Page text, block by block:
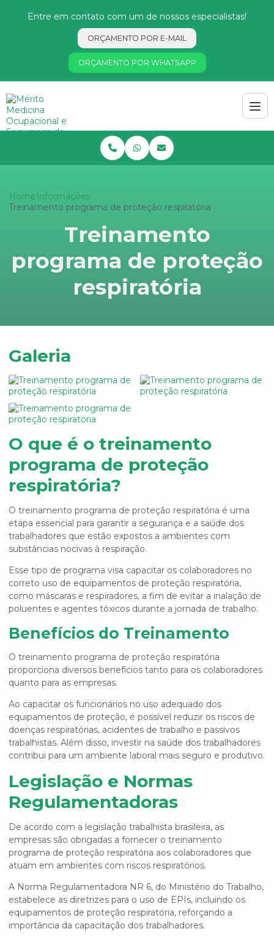
Entre em contato com um de nossos especialistas!
ORÇAMENTO POR E-MAIL
ORÇAMENTO POR WHATSAPP
HomeInformações
Treinamento programa de proteção respiratória
Treinamento
programa de proteção
respiratória
Galeria
O que é o treinamento
programa de proteção
respiratória?
O treinamento programa de proteção respiratória é uma
etapa essencial para garantir a segurança e a saúde dos
trabalhadores que estão expostos a ambientes com
substâncias nocivas à respiração.
Esse tipo de programa visa capacitar os colaboradores no
correto uso de equipamentos de proteção respiratória,
como máscaras e respiradores, a fim de evitar a inalação de
poluentes e agentes tóxicos durante a jornada de trabalho.
Benefícios do Treinamento
O treinamento programa de proteção respiratória
proporciona diversos benefícios tanto para os colaboradores
quanto para as empresas.
Ao capacitar os funcionários no uso adequado dos
equipamentos de proteção, é possível reduzir os riscos de
doenças respiratórias, acidentes de trabalho e passivos
trabalhistas. Além disso, investir na saúde dos trabalhadores
contribui para um ambiente laboral mais seguro e produtivo.
Legislação e Normas
Regulamentadoras
De acordo com a legislação trabalhista brasileira, as
empresas são obrigadas a fornecer o treinamento
programa de proteção respiratória aos colaboradores que
atuam em ambientes com riscos respiratórios.
A Norma Regulamentadora NR 6, do Ministério do Trabalho,
estabelece as diretrizes para o uso de EPIs, incluindo os
equipamentos de proteção respiratória, reforçando a
importância da capacitação dos trabalhadores.